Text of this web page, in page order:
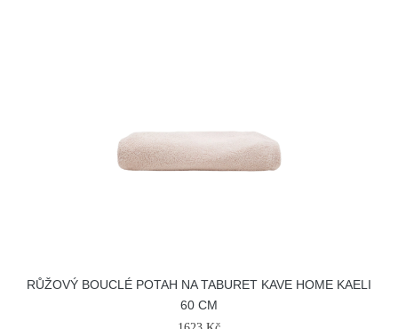
RŮŽOVÝ BOUCLÉ POTAH NA TABURET KAVE HOME KAELI
60 CM